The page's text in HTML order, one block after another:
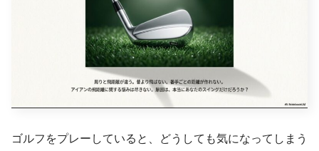
ゴルフをプレーしていると、どうしても気になってしまう